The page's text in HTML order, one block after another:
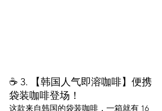
☕ 3. 【韩国人气即溶咖啡】便携
袋装咖啡登场！
这款来自韩国的袋装咖啡，一箱就有 16